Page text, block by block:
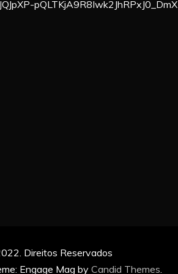
JQJpXP-pQLTKjA9R8Iwk2JhRPxJ0_DmX
Direitos Reservados
Engage Mag byCandid Themes.